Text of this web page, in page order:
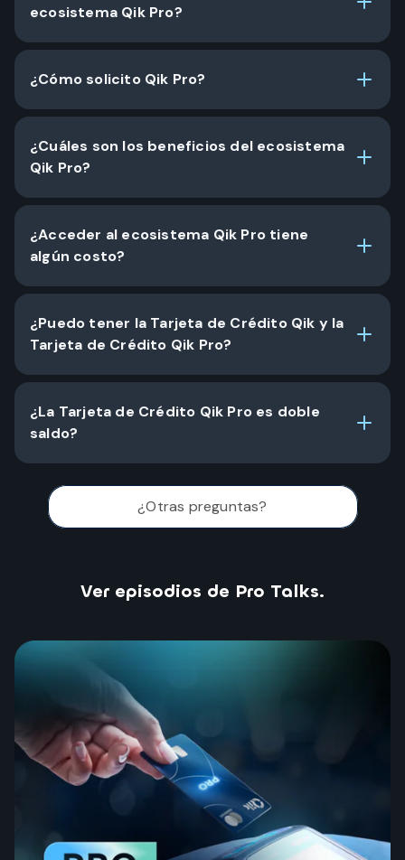
ecosistema Qik Pro?
¿Cómo solicito Qik Pro?
¿Cuáles son los beneficios del ecosistema
Qik Pro?
¿Acceder al ecosistema Qik Pro tiene
algún costo?
¿Puedo tener la Tarjeta de Crédito Qik y la
Tarjeta de Crédito Qik Pro?
¿La Tarjeta de Crédito Qik Pro es doble
saldo?
¿Otras preguntas?
Ver episodios de Pro Talks.